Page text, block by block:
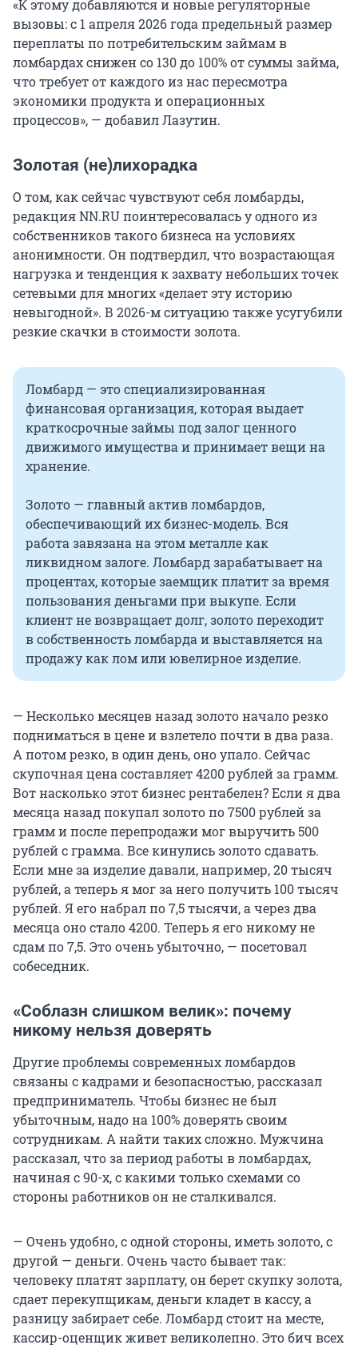
«К этому добавляются и новые регуляторные
вызовы: с 1 апреля 2026 года предельный размер
переплаты по потребительским займам в
ломбардах снижен со 130 до 100% от суммы займа,
что требует от каждого из нас пересмотра
экономики продукта и операционных
процессов», — добавил Лазутин.
Золотая (не)лихорадка
О том, как сейчас чувствуют себя ломбарды,
редакция NN.RU поинтересовалась у одного из
собственников такого бизнеса на условиях
анонимности. Он подтвердил, что возрастающая
нагрузка и тенденция к захвату небольших точек
сетевыми для многих «делает эту историю
невыгодной». В 2026-м ситуацию также усугубили
резкие скачки в стоимости золота.
Ломбард — это специализированная
финансовая организация, которая выдает
краткосрочные займы под залог ценного
движимого имущества и принимает вещи на
хранение.
Золото — главный актив ломбардов,
обеспечивающий их бизнес-модель. Вся
работа завязана на этом металле как
ликвидном залоге. Ломбард зарабатывает на
процентах, которые заемщик платит за время
пользования деньгами при выкупе. Если
клиент не возвращает долг, золото переходит
в собственность ломбарда и выставляется на
продажу как лом или ювелирное изделие.
— Несколько месяцев назад золото начало резко
подниматься в цене и взлетело почти в два раза.
А потом резко, в один день, оно упало. Сейчас
скупочная цена составляет 4200 рублей за грамм.
Вот насколько этот бизнес рентабелен? Если я два
месяца назад покупал золото по 7500 рублей за
грамм и после перепродажи мог выручить 500
рублей с грамма. Все кинулись золото сдавать.
Если мне за изделие давали, например, 20 тысяч
рублей, а теперь я мог за него получить 100 тысяч
рублей. Я его набрал по 7,5 тысячи, а через два
месяца оно стало 4200. Теперь я его никому не
сдам по 7,5. Это очень убыточно, — посетовал
собеседник.
«Соблазн слишком велик»: почему
никому нельзя доверять
Другие проблемы современных ломбардов
связаны с кадрами и безопасностью, рассказал
предприниматель. Чтобы бизнес не был
убыточным, надо на 100% доверять своим
сотрудникам. А найти таких сложно. Мужчина
рассказал, что за период работы в ломбардах,
начиная с 90-х, с какими только схемами со
стороны работников он не сталкивался.
— Очень удобно, с одной стороны, иметь золото, с
другой — деньги. Очень часто бывает так:
человеку платят зарплату, он берет скупку золота,
сдает перекупщикам, деньги кладет в кассу, а
разницу забирает себе. Ломбард стоит на месте,
кассир-оценщик живет великолепно. Это бич всех